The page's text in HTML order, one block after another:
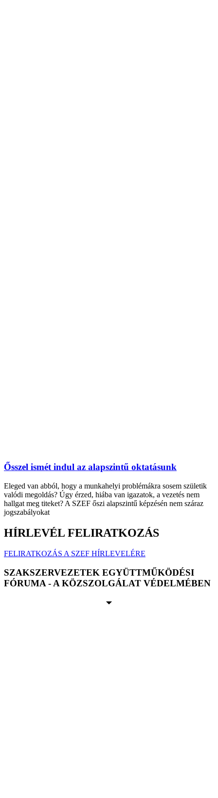
Ősszel ismét indul az alapszintű oktatásunk
Eleged van abból, hogy a munkahelyi problémákra sosem születik
valódi megoldás? Úgy érzed, hiába van igazatok, a vezetés nem
hallgat meg titeket? A SZEF őszi alapszintű képzésén nem száraz
jogszabályokat
HÍRLEVÉL FELIRATKOZÁS
FELIRATKOZÁS A SZEF HÍRLEVELÉRE
SZAKSZERVEZETEK EGYÜTTMŰKÖDÉSI
FÓRUMA - A KÖZSZOLGÁLAT VÉDELMÉBEN